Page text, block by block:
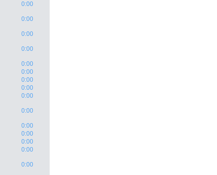
0:00
0:00
0:00
0:00
0:00
0:00
0:00
0:00
0:00
0:00
0:00
0:00
0:00
0:00
0:00